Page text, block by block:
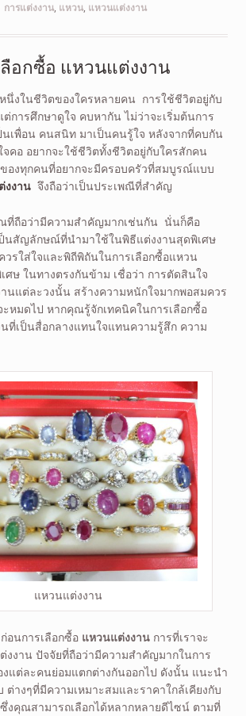
การแต่งงาน, แหวน, แหวนแต่งงาน
อกซื้อ แหวนแต่งงาน
นึ่งในชีวิตของใครหลายคน การใช้ชีวิตอยู่กับ
การศึกษาดูใจ คบหากัน ไม่ว่าจะเริ่มต้นการ
นเพื่อน คนสนิท มาเป็นคนรู้ใจ หลังจากที่คบกัน
คอ อยากจะใช้ชีวิตทั้งชีวิตอยู่กับใครสักคน
องทุกคนที่อยากจะมีครอบครัวที่สมบูรณ์แบบ
งงานจึงถือว่าเป็นประเพณีที่สำคัญ
ถือว่ามีความสำคัญมากเช่นกัน นั่นก็คือ
นสัญลักษณ์ที่นำมาใช้ในพิธีแต่งงานสุดพิเศษ
รใส่ใจและพิถีพิถันในการเลือกซื้อแหวน
ศษ ในทางตรงกันข้าม เชื่อว่า การตัดสินใจ
นแต่ละวงนั้น สร้างความหนักใจมากพอสมควร
หมดไป หากคุณรู้จักเทคนิคในการเลือกซื้อ
ที่เป็นสื่อกลางแทนใจแทนความรู้สึก ความ
แหวนแต่งงาน
อนการเลือกซื้อ แหวนแต่งงานการที่เราจะ
งาน ปัจจัยที่ถือว่ามีความสำคัญมากในการ
แต่ละคนย่อมแตกต่างกันออกไป ดังนั้น แนะนำ
ต่างๆที่มีความเหมาะสมและราคาใกล้เคียงกับ
งคุณสามารถเลือกได้หลากหลายดีไซน์ ตามที่